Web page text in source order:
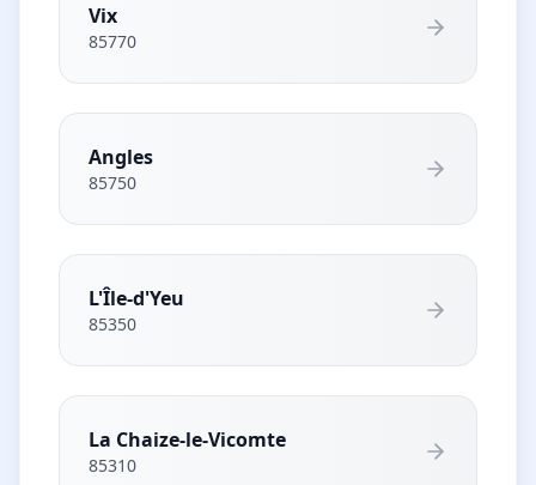
Vix
85770
Angles
85750
L'Île-d'Yeu
85350
La Chaize-le-Vicomte
85310